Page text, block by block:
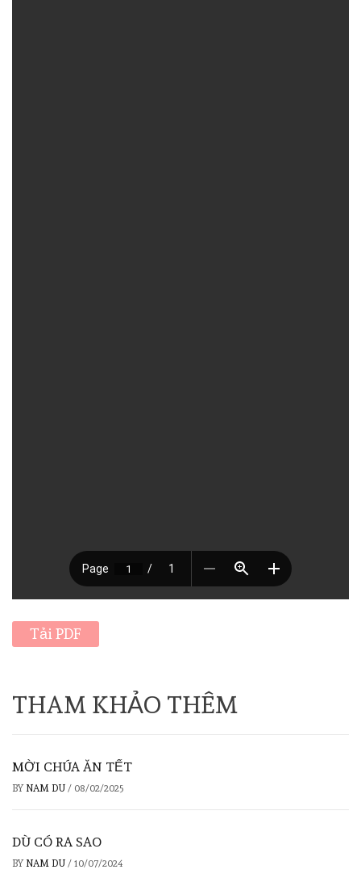
Tải PDF
THAM KHẢO THÊM
MỜI CHÚA ĂN TẾT
BY NAM DU / 08/02/2025
DÙ CÓ RA SAO
BY NAM DU / 10/07/2024